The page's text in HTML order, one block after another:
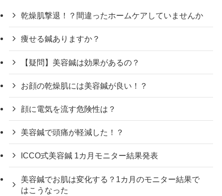
乾燥肌撃退！？間違ったホームケアしていませんか
痩せる鍼ありますか？
【疑問】美容鍼は効果があるの？
お顔の乾燥肌には美容鍼が良い！？
顔に電気を流す危険性は？
美容鍼で頭痛が軽減した！？
ICCO式美容鍼 1カ月モニター結果発表
美容鍼でお肌は変化する？1カ月のモニター結果で
はこうなった